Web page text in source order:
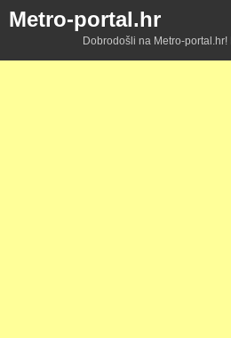
Metro-portal.hr
Dobrodošli na Metro-portal.hr!